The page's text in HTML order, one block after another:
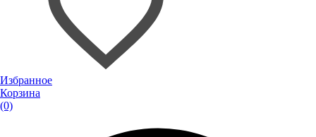
Избранное
Корзина
(0)